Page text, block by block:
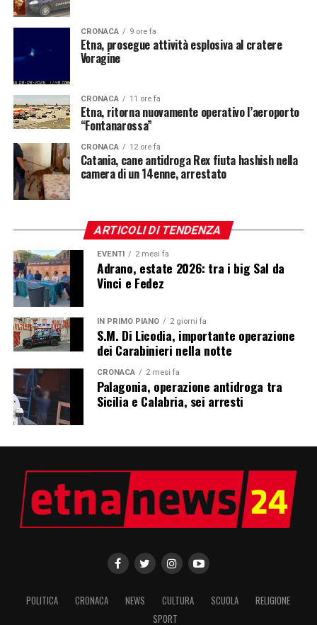
CRONACA 9 ore fa
Etna, prosegue attività esplosiva al cratere
Voragine
CRONACA 11 ore fa
Etna, ritorna nuovamente operativo l’aeroporto
“Fontanarossa”
CRONACA 12 ore fa
Catania, cane antidroga Rex fiuta hashish nella
camera di un 14enne, arrestato
ARTICOLI DI TENDENZA
EVENTI 2 mesi fa
Adrano, estate 2026: tra i big Sal da
Vinci e Fedez
IN PRIMO PIANO 2 giorni fa
S.M. Di Licodia, importante operazione
dei Carabinieri nella notte
CRONACA 2 mesi fa
Palagonia, operazione antidroga tra
Sicilia e Calabria, sei arresti
POLITICA CRONACA NEWS CULTURA SCUOLA
RELIGIONE
SPORT